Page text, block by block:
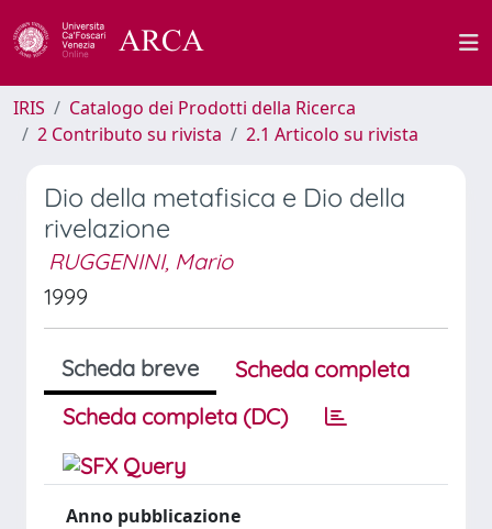
IRIS
Catalogo dei Prodotti della Ricerca
2 Contributo su rivista
2.1 Articolo su rivista
Dio della metafisica e Dio della
rivelazione
RUGGENINI, Mario
1999
Scheda breve
Scheda completa
Scheda completa (DC)
Anno pubblicazione